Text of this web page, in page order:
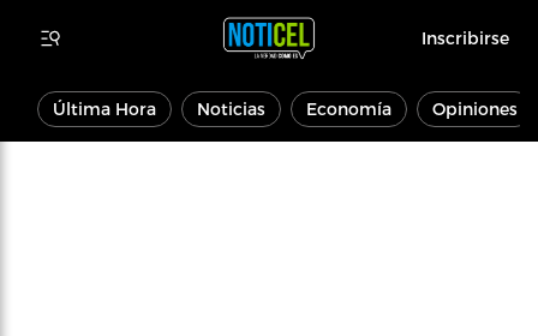
Inscribirse
Última Hora Noticias Economía Opiniones